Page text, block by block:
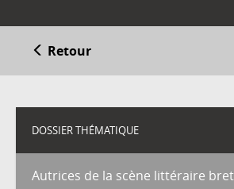
Retour
DOSSIER THÉMATIQUE
Autrices de la scène littéraire